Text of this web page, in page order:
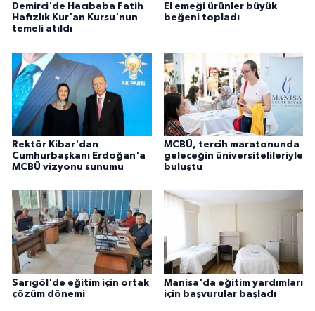
Demirci'de Hacıbaba Fatih
Hafızlık Kur'an Kursu'nun
temeli atıldı
El emeği ürünler büyük
beğeni topladı
Rektör Kibar'dan
Cumhurbaşkanı Erdoğan'a
MCBÜ vizyonu sunumu
MCBÜ, tercih maratonunda
geleceğin üniversitelileriyle
buluştu
Sarıgöl'de eğitim için ortak
çözüm dönemi
Manisa'da eğitim yardımları
için başvurular başladı